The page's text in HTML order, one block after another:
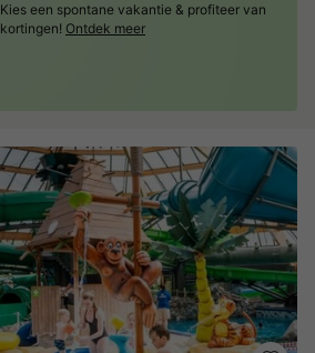
Kies een spontane vakantie & profiteer van
kortingen! Ontdek meer